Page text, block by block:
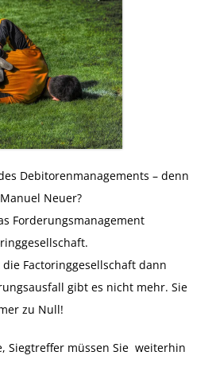
Debitorenmanagements – denn
Neuer?
Forderungsmanagement
Factoringgesellschaft dann
gibt es nicht mehr. Sie
zu Null!
Siegtreffer müssen Sie weiterhin